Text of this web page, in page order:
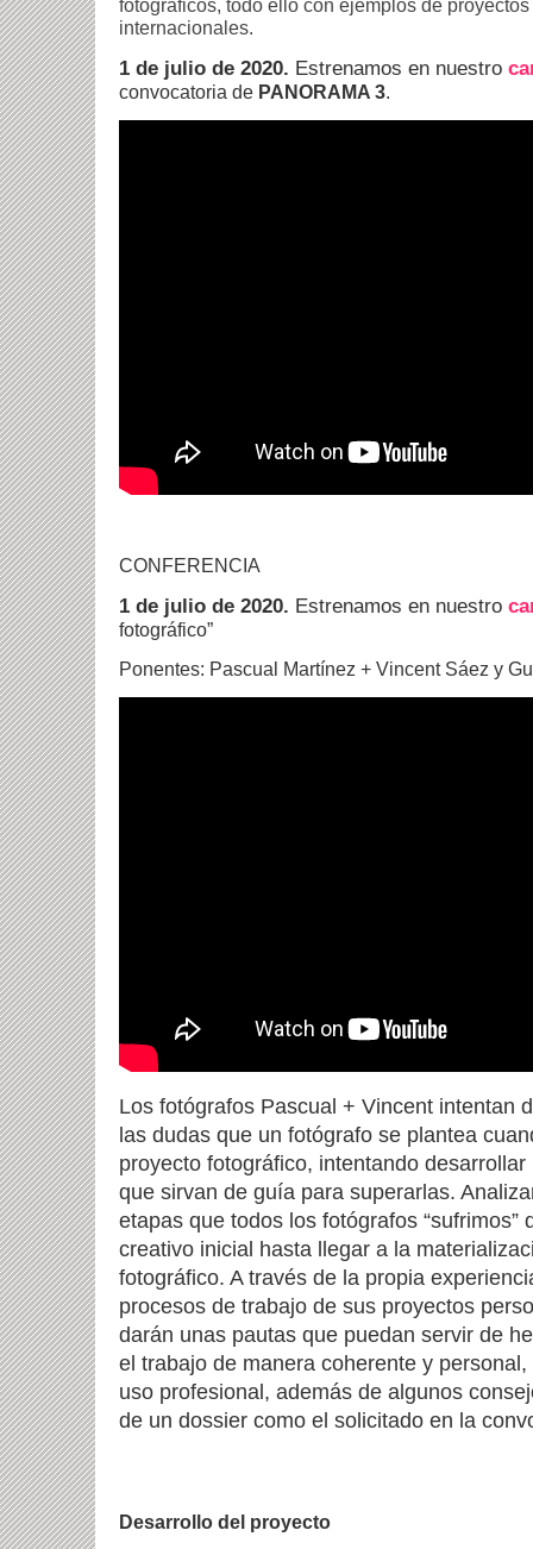
fotográficos, todo ello con ejemplos de
internacionales.
1 de julio de 2020. Estrenamos en nuestro
convocatoria de PANORAMA 3.
CONFERENCIA
1 de julio de 2020. Estrenamos en nuestro
fotográfico”
Ponentes: Pascual Martínez + Vincent Sáez y
Los fotógrafos Pascual + Vincent intentan
las dudas que un fotógrafo se plantea
proyecto fotográfico, intentando
que sirvan de guía para superarlas.
etapas que todos los fotógrafos “sufrimos”
creativo inicial hasta llegar a la
fotográfico. A través de la propia
procesos de trabajo de sus proyectos
darán unas pautas que puedan servir de
el trabajo de manera coherente y
uso profesional, además de algunos
de un dossier como el solicitado en la
Desarrollo del proyecto